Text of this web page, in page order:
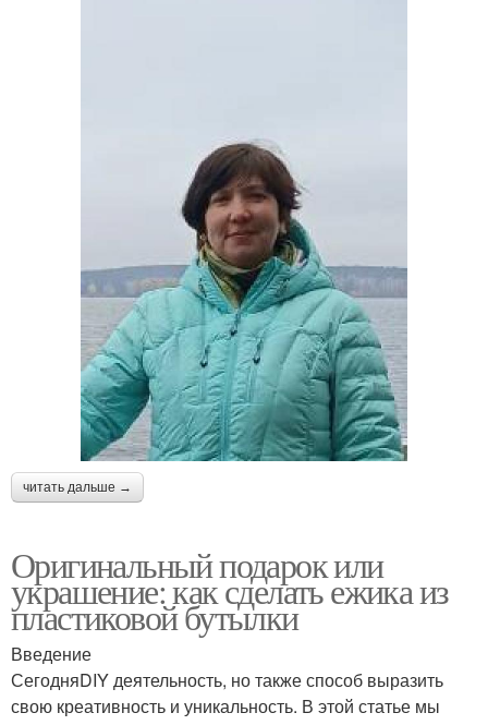
читать дальше →
Оригинальный подарок или
украшение: как сделать ежика из
пластиковой бутылки
Введение
СегодняDIY деятельность, но также способ выразить
свою креативность и уникальность. В этой статье мы